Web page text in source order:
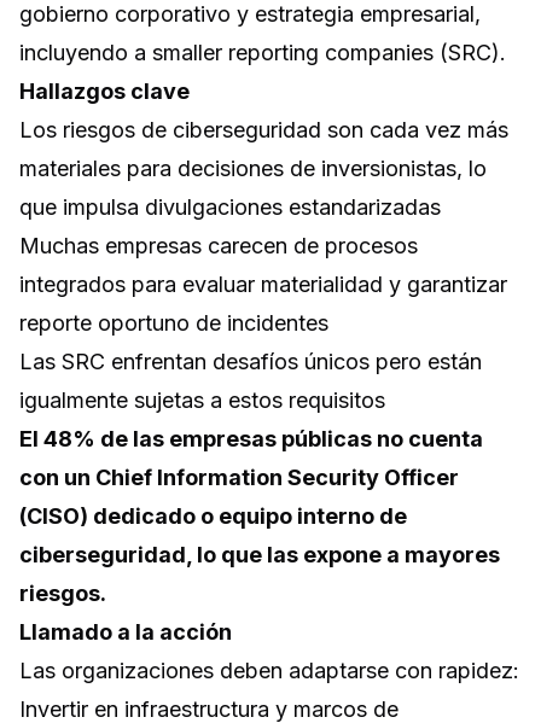
gobierno corporativo y estrategia empresarial,
incluyendo a smaller reporting companies (SRC).
Hallazgos clave
Los riesgos de ciberseguridad son cada vez más
materiales para decisiones de inversionistas, lo
que impulsa divulgaciones estandarizadas
Muchas empresas carecen de procesos
integrados para evaluar materialidad y garantizar
reporte oportuno de incidentes
Las SRC enfrentan desafíos únicos pero están
igualmente sujetas a estos requisitos
El 48% de las empresas públicas no cuenta
con un Chief Information Security Officer
(CISO) dedicado o equipo interno de
ciberseguridad, lo que las expone a mayores
riesgos.
Llamado a la acción
Las organizaciones deben adaptarse con rapidez:
Invertir en infraestructura y marcos de